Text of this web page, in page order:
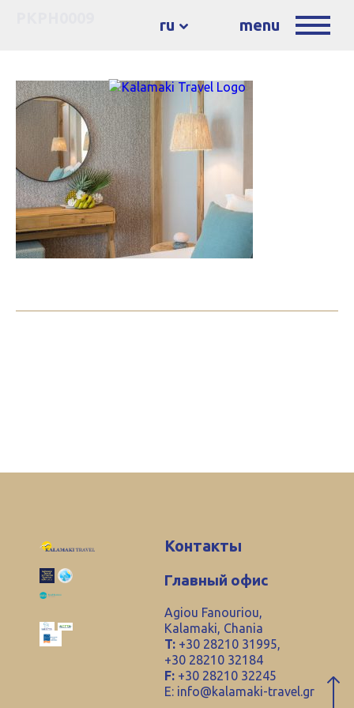
ru menu
Контакты
Главный офис
Agiou Fanouriou,
Kalamaki, Chania
T: +30 28210 31995,
+30 28210 32184
F: +30 28210 32245
E: info@kalamaki-travel.gr